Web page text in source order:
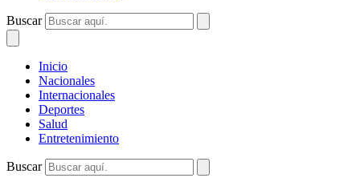
Buscar
Inicio
Nacionales
Internacionales
Deportes
Salud
Entretenimiento
Buscar